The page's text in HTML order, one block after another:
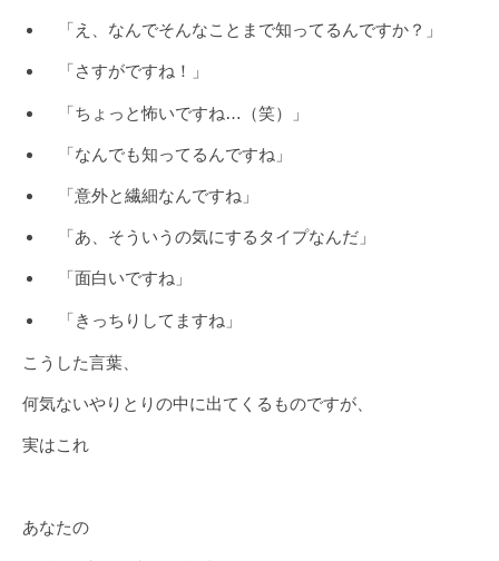
「え、なんでそんなことまで知ってるんですか？」
「さすがですね！」
「ちょっと怖いですね…（笑）」
「なんでも知ってるんですね」
「意外と繊細なんですね」
「あ、そういうの気にするタイプなんだ」
「面白いですね」
「きっちりしてますね」
こうした言葉、
何気ないやりとりの中に出てくるものですが、
実はこれ
あなたの